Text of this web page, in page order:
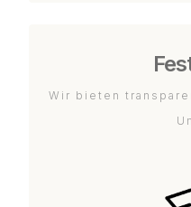
Wir bieten